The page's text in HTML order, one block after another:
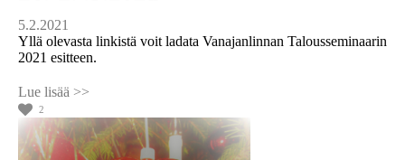
5.2.2021
Yllä olevasta linkistä voit ladata Vanajanlinnan Talousseminaarin
2021 esitteen.
2